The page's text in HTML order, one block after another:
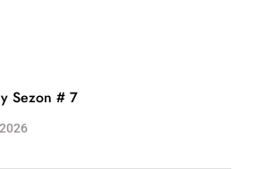
Sezon # 7